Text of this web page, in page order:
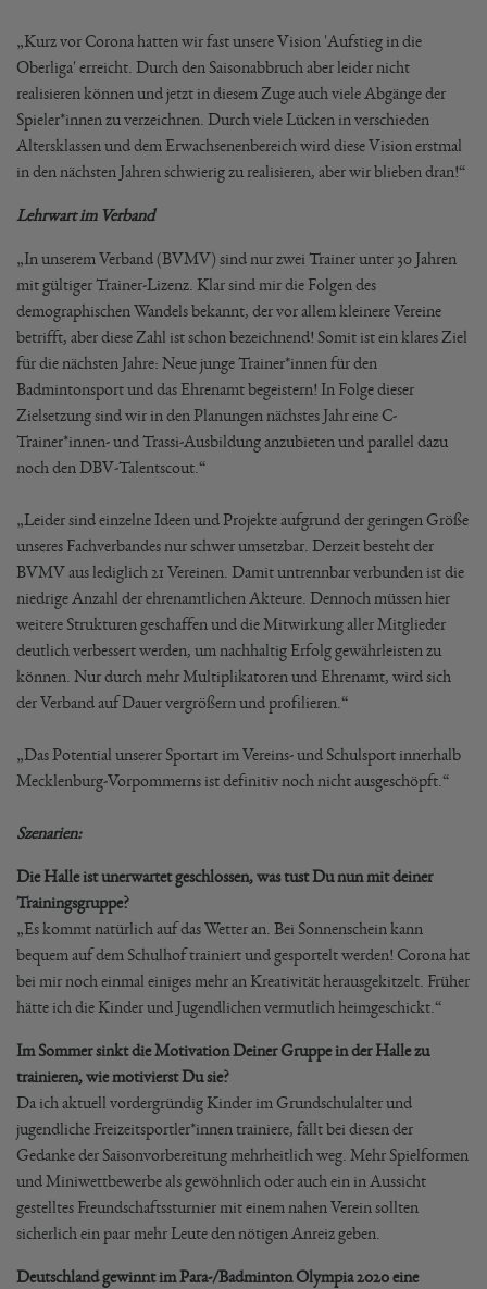
„Kurz vor Corona hatten wir fast unsere Vision 'Aufstieg in die
Oberliga' erreicht. Durch den Saisonabbruch aber leider nicht
realisieren können und jetzt in diesem Zuge auch viele Abgänge der
Spieler*innen zu verzeichnen. Durch viele Lücken in verschieden
Altersklassen und dem Erwachsenenbereich wird diese Vision erstmal
in den nächsten Jahren schwierig zu realisieren, aber wir blieben dran!“
Lehrwart im Verband
„In unserem Verband (BVMV) sind nur zwei Trainer unter 30 Jahren
mit gültiger Trainer-Lizenz. Klar sind mir die Folgen des
demographischen Wandels bekannt, der vor allem kleinere Vereine
betrifft, aber diese Zahl ist schon bezeichnend! Somit ist ein klares Ziel
für die nächsten Jahre: Neue junge Trainer*innen für den
Badmintonsport und das Ehrenamt begeistern! In Folge dieser
Zielsetzung sind wir in den Planungen nächstes Jahr eine C-
Trainer*innen- und Trassi-Ausbildung anzubieten und parallel dazu
noch den DBV-Talentscout.“
„Leider sind einzelne Ideen und Projekte aufgrund der geringen Größe
unseres Fachverbandes nur schwer umsetzbar. Derzeit besteht der
BVMV aus lediglich 21 Vereinen. Damit untrennbar verbunden ist die
niedrige Anzahl der ehrenamtlichen Akteure. Dennoch müssen hier
weitere Strukturen geschaffen und die Mitwirkung aller Mitglieder
deutlich verbessert werden, um nachhaltig Erfolg gewährleisten zu
können. Nur durch mehr Multiplikatoren und Ehrenamt, wird sich
der Verband auf Dauer vergrößern und profilieren.“
„Das Potential unserer Sportart im Vereins- und Schulsport innerhalb
Mecklenburg-Vorpommerns ist definitiv noch nicht ausgeschöpft.“
Szenarien:
Die Halle ist unerwartet geschlossen, was tust Du nun mit deiner
Trainingsgruppe?
„Es kommt natürlich auf das Wetter an. Bei Sonnenschein kann
bequem auf dem Schulhof trainiert und gesportelt werden! Corona hat
bei mir noch einmal einiges mehr an Kreativität herausgekitzelt. Früher
hätte ich die Kinder und Jugendlichen vermutlich heimgeschickt.“
Im Sommer sinkt die Motivation Deiner Gruppe in der Halle zu
trainieren, wie motivierst Du sie?
Da ich aktuell vordergründig Kinder im Grundschulalter und
jugendliche Freizeitsportler*innen trainiere, fällt bei diesen der
Gedanke der Saisonvorbereitung mehrheitlich weg. Mehr Spielformen
und Miniwettbewerbe als gewöhnlich oder auch ein in Aussicht
gestelltes Freundschaftssturnier mit einem nahen Verein sollten
sicherlich ein paar mehr Leute den nötigen Anreiz geben.
Deutschland gewinnt im Para-/Badminton Olympia 2020 eine